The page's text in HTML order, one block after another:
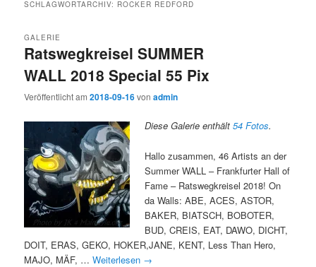
SCHLAGWORTARCHIV: ROCKER REDFORD
Ratswegkreisel SUMMER
WALL 2018 Special 55 Pix
GALERIE
Veröffentlicht am2018-09-16vonadmin
Diese Galerie enthält54 Fotos.
Hallo zusammen, 46 Artists an der
Summer WALL – Frankfurter Hall of
Fame – Ratswegkreisel 2018! On
da Walls: ABE, ACES, ASTOR,
BAKER, BIATSCH, BOBOTER,
BUD, CREIS, EAT, DAWO, DICHT,
DOIT, ERAS, GEKO, HOKER,JANE, KENT, Less Than Hero,
MAJO, MÄF, …Weiterlesen →